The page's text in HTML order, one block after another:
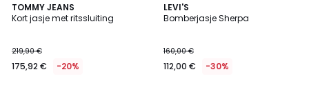
TOMMY JEANS
Kort jasje met ritssluiting
219,90 €
175,92 € -20%
LEVI'S
Bomberjasje Sherpa
160,00 €
112,00 € -30%
5
/